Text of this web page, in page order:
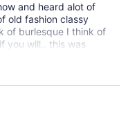
and heard alot of
old fashion classy
of burlesque I think of
you will.. this was
show. Paid extra for
part about it
the intermission! She
early....wouldnt
said, I was looking old